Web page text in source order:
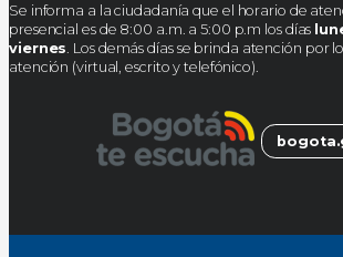
Se informa a la ciudadanía que el horario de
presencial es de 8:00 a.m. a 5:00 p.m los días
viernes . Los demás días se brinda atención por
atención (virtual, escrito y telefónico).